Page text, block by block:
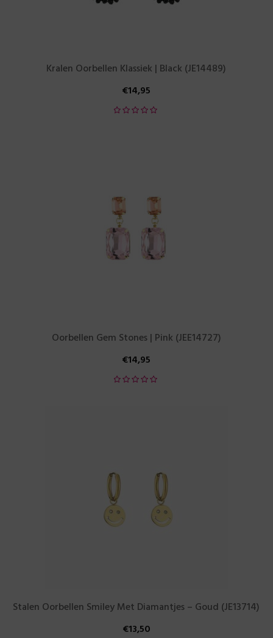
Kralen Oorbellen Klassiek | Black (JE14489)
€14,95
Oorbellen Gem Stones | Pink (JEE14727)
€14,95
Stalen Oorbellen Smiley Met Diamantjes – Goud (JE13714)
€13,50